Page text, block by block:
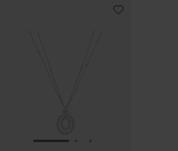
ALLER À LA DIAPOSITIVE 1